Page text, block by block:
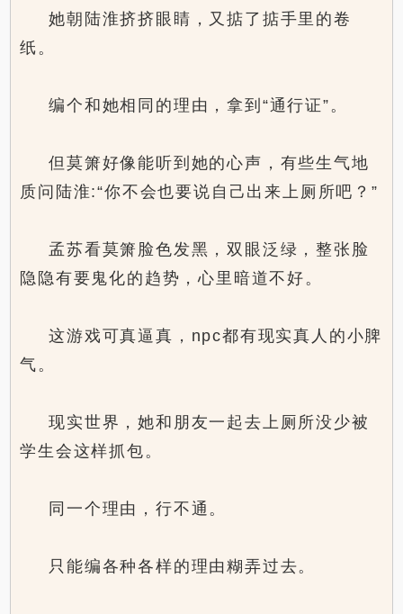
她朝陆淮挤挤眼睛，又掂了掂手里的卷
纸。
编个和她相同的理由，拿到“通行证”。
但莫箫好像能听到她的心声，有些生气地
质问陆淮:“你不会也要说自己出来上厕所吧？”
孟苏看莫箫脸色发黑，双眼泛绿，整张脸
隐隐有要鬼化的趋势，心里暗道不好。
这游戏可真逼真，npc都有现实真人的小脾
气。
现实世界，她和朋友一起去上厕所没少被
学生会这样抓包。
同一个理由，行不通。
只能编各种各样的理由糊弄过去。